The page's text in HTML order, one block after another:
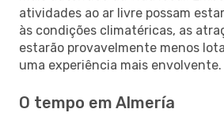
atividades ao ar livre possam
às condições climatéricas, as
estarão provavelmente menos
uma experiência mais envolvente.
O tempo em Almería